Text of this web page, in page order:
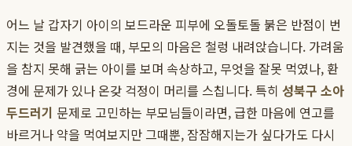
어느 날 갑자기 아이의 보드라운 피부에 오돌토돌 붉은 반점이 번
지는 것을 발견했을 때, 부모의 마음은 철렁 내려앉습니다. 가려움
을 참지 못해 긁는 아이를 보며 속상하고, 무엇을 잘못 먹였나, 환
경에 문제가 있나 온갖 걱정이 머리를 스칩니다. 특히 성북구 소아
두드러기 문제로 고민하는 부모님들이라면, 급한 마음에 연고를
바르거나 약을 먹여보지만 그때뿐, 잠잠해지는가 싶다가도 다시